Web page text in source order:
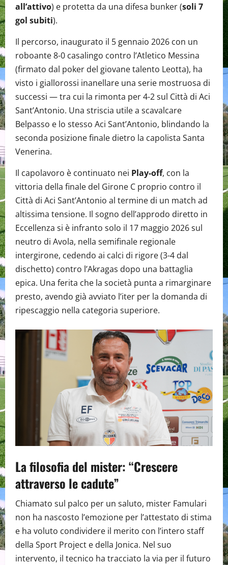
all’attivo) e protetta da una difesa bunker (soli 7
gol subiti).
Il percorso, inaugurato il 5 gennaio 2026 con un
roboante 8-0 casalingo contro l’Atletico Messina
(firmato dal poker del giovane talento Leotta), ha
visto i giallorossi inanellare una serie mostruosa di
successi — tra cui la rimonta per 4-2 sul Città di Aci
Sant’Antonio. Una striscia utile a scavalcare
Belpasso e lo stesso Aci Sant’Antonio, blindando la
seconda posizione finale dietro la capolista Santa
Venerina.
Il capolavoro è continuato nei Play-off, con la
vittoria della finale del Girone C proprio contro il
Città di Aci Sant’Antonio al termine di un match ad
altissima tensione. Il sogno dell’approdo diretto in
Eccellenza si è infranto solo il 17 maggio 2026 sul
neutro di Avola, nella semifinale regionale
intergirone, cedendo ai calci di rigore (3-4 dal
dischetto) contro l’Akragas dopo una battaglia
epica. Una ferita che la società punta a rimarginare
presto, avendo già avviato l’iter per la domanda di
ripescaggio nella categoria superiore.
La filosofia del mister: “Crescere
attraverso le cadute”
Chiamato sul palco per un saluto, mister Famulari
non ha nascosto l’emozione per l’attestato di stima
e ha voluto condividere il merito con l’intero staff
della Sport Project e della Jonica. Nel suo
intervento, il tecnico ha tracciato la via per il futuro